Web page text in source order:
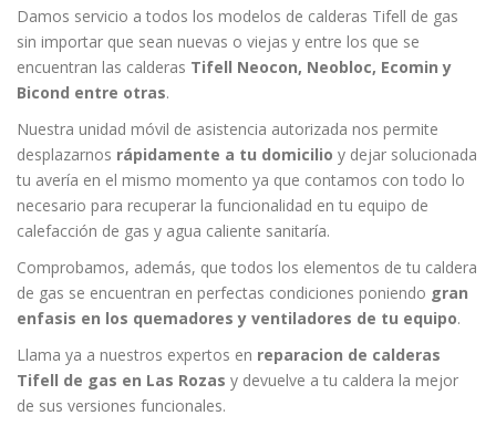
Damos servicio a todos los modelos de calderas Tifell de gas
sin importar que sean nuevas o viejas y entre los que se
encuentran las calderas Tifell Neocon, Neobloc, Ecomin y
Bicond entre otras.
Nuestra unidad móvil de asistencia autorizada nos permite
desplazarnos rápidamente a tu domicilio y dejar solucionada
tu avería en el mismo momento ya que contamos con todo lo
necesario para recuperar la funcionalidad en tu equipo de
calefacción de gas y agua caliente sanitaría.
Comprobamos, además, que todos los elementos de tu caldera
de gas se encuentran en perfectas condiciones poniendo gran
enfasis en los quemadores y ventiladores de tu equipo.
Llama ya a nuestros expertos en reparacion de calderas
Tifell de gas en Las Rozas y devuelve a tu caldera la mejor
de sus versiones funcionales.